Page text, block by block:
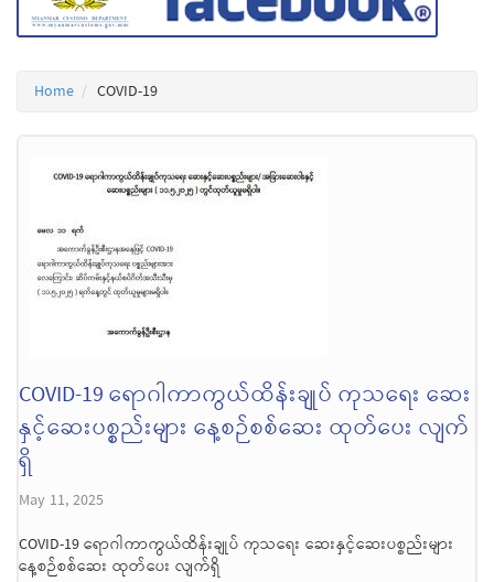
Home COVID-19
COVID-19 ရောဂါကာကွယ်ထိန်းချုပ် ကုသရေး ဆေး
နှင့်ဆေးပစ္စည်းများ နေ့စဉ်စစ်ဆေး ထုတ်ပေး လျက်
ရှိ
May 11, 2025
COVID-19 ရောဂါကာကွယ်ထိန်းချုပ် ကုသရေး ဆေးနှင့်ဆေးပစ္စည်းများ
နေ့စဉ်စစ်ဆေး ထုတ်ပေး လျက်ရှိ